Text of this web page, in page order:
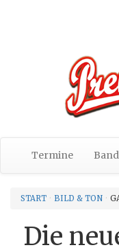
Termine Band
START BILD & TON
Die